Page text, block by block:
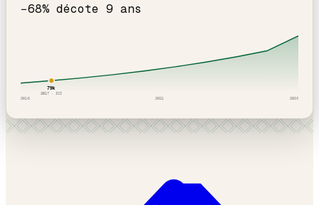
−68% décote 9 ans
79k
2017 · ICI
2016 2021 2026